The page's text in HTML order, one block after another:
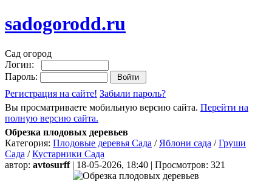
sadogorodd.ru
Сад огород
Логин:
Пароль:
Регистрация на сайте! Забыли пароль?
Вы просматриваете мобильную версию сайта. Перейти на
полную версию сайта.
Обрезка плодовых деревьев
Категория: Плодовые деревья Сада / Яблони сада /Груши
Сада /Кустарники Сада
автор: avtosurff| 18-05-2026, 18:40 | Просмотров: 321